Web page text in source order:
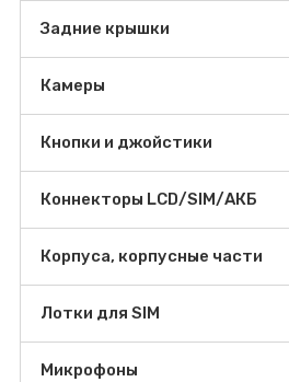
Задние крышки
Камеры
Кнопки и джойстики
Коннекторы LCD/SIM/АКБ
Корпуса, корпусные части
Лотки для SIM
Микрофоны